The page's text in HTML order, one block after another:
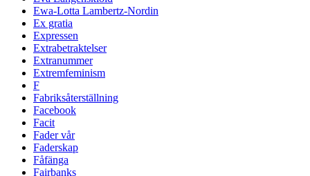
Ewa-Lotta Lambertz-Nordin
Ex gratia
Expressen
Extrabetraktelser
Extranummer
Extremfeminism
F
Fabriksåterställning
Facebook
Facit
Fader vår
Faderskap
Fåfänga
Fairbanks